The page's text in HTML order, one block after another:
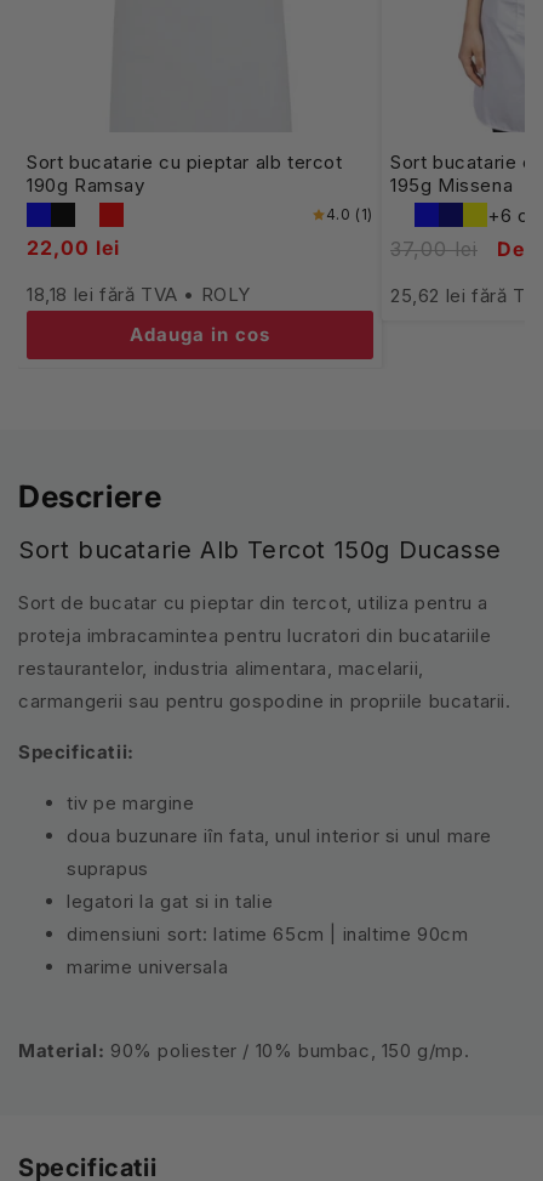
Sort bucatarie cu pieptar alb tercot
190g Ramsay
4.0 (1)
22,00 lei
18,18 lei fără TVA • ROLY
Adauga in cos
Sort bucatarie
195g Missena
+6
37,00 lei De
25,62 lei fără
Descriere
Sort bucatarie Alb Tercot 150g Ducasse
Sort de bucatar cu pieptar din tercot, utiliza pentru a
proteja imbracamintea pentru lucratori din bucatariile
restaurantelor, industria alimentara, macelarii,
carmangerii sau pentru gospodine in propriile bucatarii.
Specificatii:
tiv pe margine
doua buzunare iîn fata, unul interior si unul mare
suprapus
legatori la gat si in talie
dimensiuni sort: latime 65cm | inaltime 90cm
marime universala
Material: 90% poliester / 10% bumbac, 150 g/mp.
Specificatii